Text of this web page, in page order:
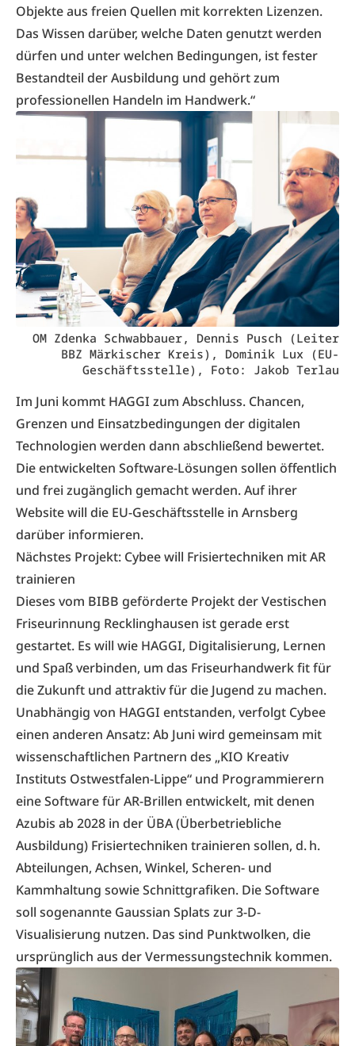
Objekte aus freien Quellen mit korrekten Lizenzen.
Das Wissen darüber, welche Daten genutzt werden
dürfen und unter welchen Bedingungen, ist fester
Bestandteil der Ausbildung und gehört zum
professionellen Handeln im Handwerk.“
OM Zdenka Schwabbauer, Dennis Pusch (Leiter
BBZ Märkischer Kreis), Dominik Lux (EU-
Geschäftsstelle), Foto: Jakob Terlau
Im Juni kommt HAGGI zum Abschluss. Chancen,
Grenzen und Einsatzbedingungen der digitalen
Technologien werden dann abschließend bewertet.
Die entwickelten Software-Lösungen sollen öffentlich
und frei zugänglich gemacht werden. Auf ihrer
Website will die EU-Geschäftsstelle in Arnsberg
darüber informieren.
Nächstes Projekt: Cybee will Frisiertechniken mit AR
trainieren
Dieses vom BIBB geförderte Projekt der Vestischen
Friseurinnung Recklinghausen ist gerade erst
gestartet. Es will wie HAGGI, Digitalisierung, Lernen
und Spaß verbinden, um das Friseurhandwerk fit für
die Zukunft und attraktiv für die Jugend zu machen.
Unabhängig von HAGGI entstanden, verfolgt Cybee
einen anderen Ansatz: Ab Juni wird gemeinsam mit
wissenschaftlichen Partnern des „KIO Kreativ
Instituts Ostwestfalen-Lippe“ und Programmierern
eine Software für AR-Brillen entwickelt, mit denen
Azubis ab 2028 in der ÜBA (Überbetriebliche
Ausbildung) Frisiertechniken trainieren sollen, d. h.
Abteilungen, Achsen, Winkel, Scheren- und
Kammhaltung sowie Schnittgrafiken. Die Software
soll sogenannte Gaussian Splats zur 3-D-
Visualisierung nutzen. Das sind Punktwolken, die
ursprünglich aus der Vermessungstechnik kommen.